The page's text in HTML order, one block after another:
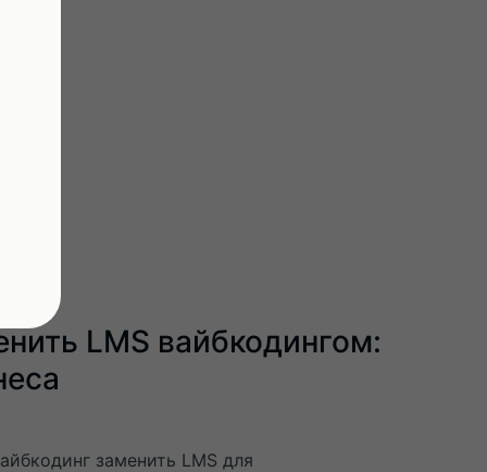
LMS вайбкодингом:
заменить LMS для